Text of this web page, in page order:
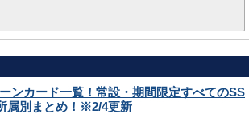
ンカード一覧！常設・期間限定すべてのSS
属別まとめ！※2/4更新